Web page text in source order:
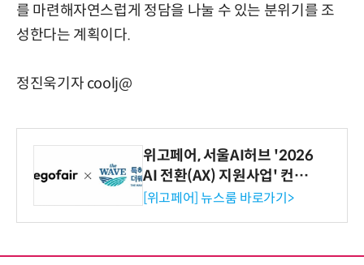
를 마련해자연스럽게 정담을 나눌 수 있는 분위기를 조
성한다는 계획이다.
정진욱기자 coolj@
위고페어, 서울AI허브 '2026
AI 전환(AX) 지원사업' 컨소
시엄 선정
[위고페어] 뉴스룸 바로가기>